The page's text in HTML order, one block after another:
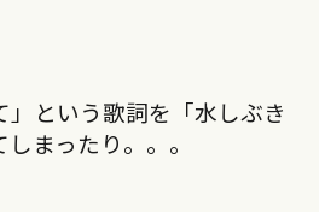
」という歌詞を「水しぶき
まったり。。。